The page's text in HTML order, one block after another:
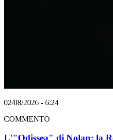
02/08/2026 - 6:24
COMMENTO
L'"Odissea" di Nolan: la